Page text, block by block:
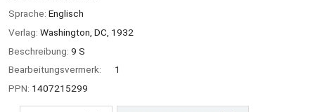
Sprache: Englisch
Verlag: Washington, DC, 1932
Beschreibung: 9 S
Bearbeitungsvermerk:
1
PPN: 1407215299